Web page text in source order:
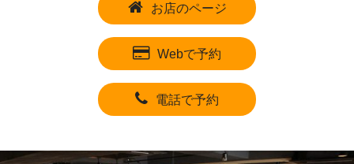
お店のページ
Webで予約
電話で予約